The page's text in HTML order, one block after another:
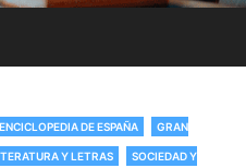
DE ESPAÑA GRAN
Y LETRAS SOCIEDAD Y